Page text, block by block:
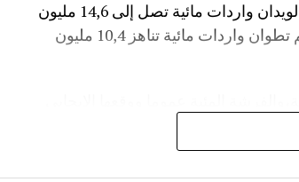
مع بلوغ نسبة الملء 56,2%.،وفي إقليم أزيلال، عرف سد بين الويدان واردات مائية تصل إلى 14,6 مليون
م³، لترتفع نسبة ملئه إلى 36,6%.،كما سجل سد الخروب بإقليم تطوان واردات مائية تناهز 10,4 مليون